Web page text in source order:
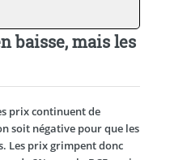
baisse, mais les
prix continuent de
soit négative pour que les
Les prix grimpent donc